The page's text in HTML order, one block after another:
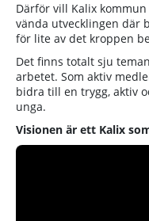
Därför vill Kalix
vända utvecklingen där
för lite av det kroppen
Det finns totalt sju
arbetet. Som aktiv
bidra till en trygg, aktiv
unga.
Visionen är ett Kalix